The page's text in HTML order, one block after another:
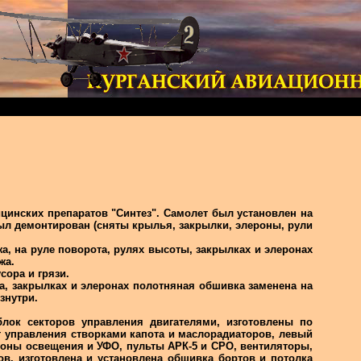
препаратов "Синтез". Самолет был установлен на
демонтирован (сняты крылья, закрылки, элероны, рули
на руле поворота, рулях высоты, закрылках и элеронах
и грязи.
закрылках и элеронах полотняная обшивка заменена на
секторов управления двигателями, изготовлены по
створками капота и маслорадиаторов, левый
освещения и УФО, пульты АРК-5 и СРО, вентиляторы,
изготовлена и установлена обшивка бортов и потолка